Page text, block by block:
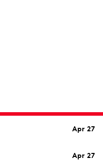
Apr 27
Apr 27